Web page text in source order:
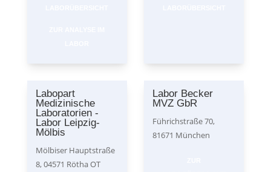
Labopart
Medizinische
Laboratorien -
Labor Leipzig-
Mölbis
Mölbiser Hauptstraße
8, 04571 Rötha OT
Labor Becker
MVZ GbR
Führichstraße 70,
81671 München